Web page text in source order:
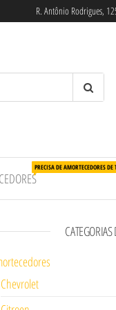
R. Antônio Rodrigues,
PRECISA DE AMORTECEDORES
Chevrolet